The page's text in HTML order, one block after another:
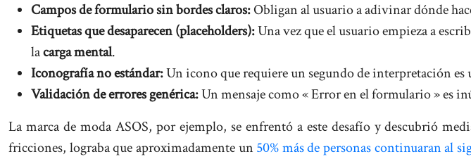
Campos de formulario sin bordes claros:Obligan al usuario a adivinar dónde
Etiquetas que desaparecen (placeholders):Una vez que el usuario empieza a
lacarga mental.
Iconografía no estándar:Un icono que requiere un segundo de interpretación es
Validación de errores genérica:Un mensaje como « Error en el formulario » es
La marca de moda ASOS, por ejemplo, se enfrentó a este desafío y descubrió
fricciones, lograba que aproximadamente un 50% más de personas continuaran al